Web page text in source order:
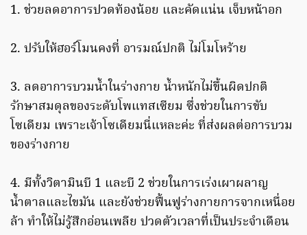
1. ช่วยลดอาการปวดท้องน้อย และคัดแน่น เจ็บหน้าอก
2. ปรับให้ฮอร์โมนคงที่ อารมณ์ปกติ ไม่โมโหร้าย
3. ลดอาการบวมน้ำในร่างกาย น้ำหนักไม่ขึ้นผิดปกติ
รักษาสมดุลของระดับโพแทสเซียม ซึ่งช่วยในการขับ
โซเดียม เพราะเจ้าโซเดียมนี่แหละค่ะ ที่ส่งผลต่อการบวม
ของร่างกาย
4. มีทั้งวิตามินบี 1 และบี 2 ช่วยในการเร่งเผาผลาญ
น้ำตาลและไขมัน และยังช่วยฟื้นฟูร่างกายการจากเหนื่อย
ล้า ทำให้ไม่รู้สึกอ่อนเพลีย ปวดตัวเวลาที่เป็นประจำเดือน